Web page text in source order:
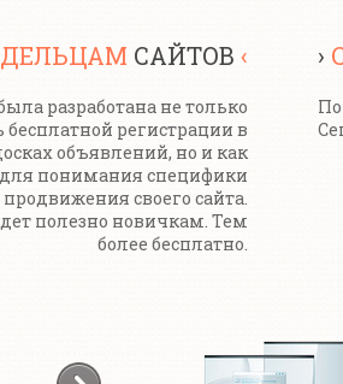
САЙТОВ ‹
разработана не только
регистрации в
объявлений, но и как
понимания специфики
своего сайта.
полезно новичкам. Тем
более бесплатно.
›